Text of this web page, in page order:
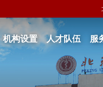
机构设置 人才队伍 服